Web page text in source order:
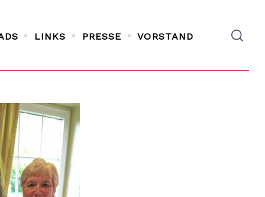
LINKS PRESSE VORSTAND